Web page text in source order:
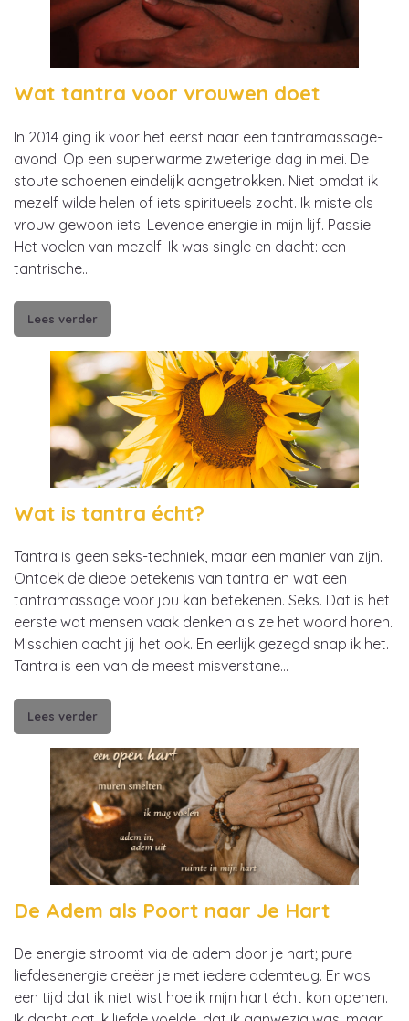
Wat tantra voor vrouwen doet
In 2014 ging ik voor het eerst naar een tantramassage-
avond. Op een superwarme zweterige dag in mei. De
stoute schoenen eindelijk aangetrokken. Niet omdat ik
mezelf wilde helen of iets spiritueels zocht. Ik miste als
vrouw gewoon iets. Levende energie in mijn lijf. Passie.
Het voelen van mezelf. Ik was single en dacht: een
tantrische…
Lees verder
Wat is tantra écht?
Tantra is geen seks-techniek, maar een manier van zijn.
Ontdek de diepe betekenis van tantra en wat een
tantramassage voor jou kan betekenen. Seks. Dat is het
eerste wat mensen vaak denken als ze het woord horen.
Misschien dacht jij het ook. En eerlijk gezegd snap ik het.
Tantra is een van de meest misverstane…
Lees verder
De Adem als Poort naar Je Hart
De energie stroomt via de adem door je hart; pure
liefdesenergie creëer je met iedere ademteug. Er was
een tijd dat ik niet wist hoe ik mijn hart écht kon openen.